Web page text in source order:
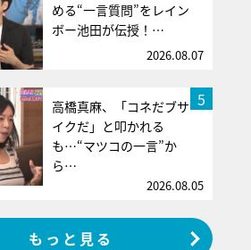
める“一言質問”をレイン
ボー池田が伝授！…
2026.08.07
5
高橋真麻、「コネだブサ
イクだ」と叩かれる
も…“マツコの一言”か
ら…
2026.08.05
もっと見る